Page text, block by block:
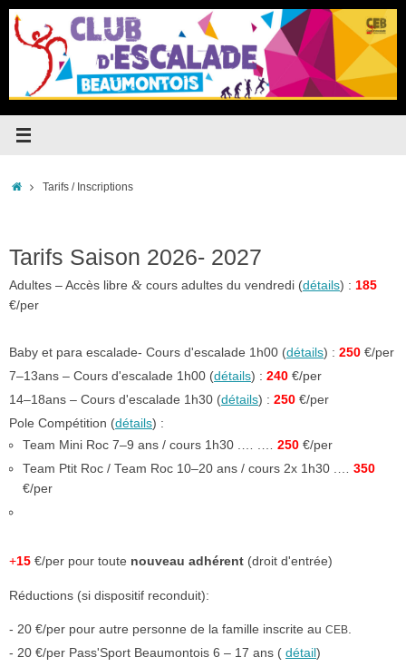
Passer
contenu
Accueil
Tarifs / Inscriptions
Tarifs Saison 2026- 2027
Adultes – Accès libre & cours adultes du vendredi (détails) : 185
€/per
Baby et para escalade- Cours d'escalade 1h00 (détails) : 250 €/per
7–13ans – Cours d'escalade 1h00 (détails) : 240 €/per
14–18ans – Cours d'escalade 1h30 (détails) : 250 €/per
Pole Compétition (détails) :
Team Mini Roc 7–9 ans / cours 1h30 .… .… 250 €/per
Team Ptit Roc / Team Roc 10–20 ans / cours 2x 1h30 .… 350
€/per
+15 €/per pour toute nouveau adhérent (droit d'entrée)
Réductions (si dispo­sitif reconduit):
- 20 €/per pour autre personne de la famille inscrite au CEB.
- 20 €/per Pass'Sport Beaumontois 6 – 17 ans ( détail )